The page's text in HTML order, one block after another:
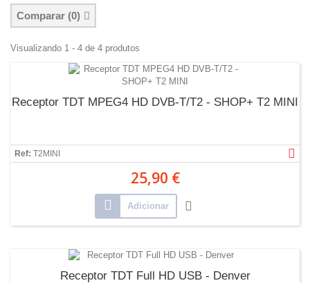
Comparar (0)
Visualizando 1 - 4 de 4 produtos
Receptor TDT MPEG4 HD DVB-T/T2 - SHOP+ T2 MINI
Ref: T2MINI
25,90 €
Adicionar
Receptor TDT Full HD USB - Denver